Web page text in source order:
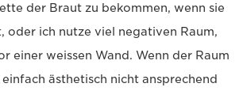
der Braut zu bekommen, wenn sie
oder ich nutze viel negativen Raum,
einer weissen Wand. Wenn der Raum
ästhetisch nicht ansprechend